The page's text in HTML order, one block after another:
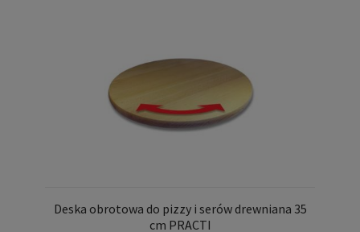
Deska obrotowa do pizzy i serów drewniana 35
cm PRACTI